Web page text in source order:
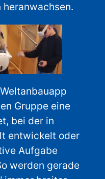
Gruppe eine
bei der in
entwickelt oder
Aufgabe
werden gerade